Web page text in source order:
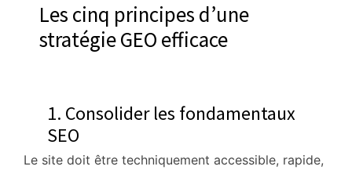
Les cinq principes d’une
stratégie GEO efficace
1. Consolider les fondamentaux
SEO
Le site doit être techniquement accessible, rapide,